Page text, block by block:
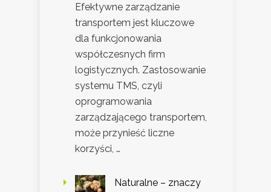
Efektywne zarządzanie
transportem jest kluczowe
dla funkcjonowania
współczesnych firm
logistycznych. Zastosowanie
systemu TMS, czyli
oprogramowania
zarządzającego transportem,
może przynieść liczne
korzyści, …
Naturalne – znaczy